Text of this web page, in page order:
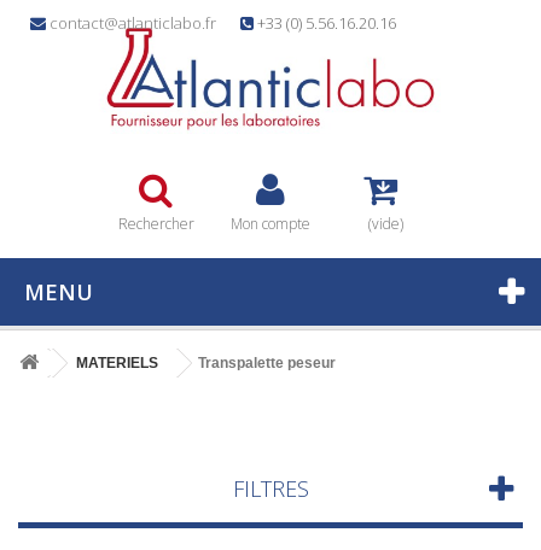
contact@atlanticlabo.fr +33 (0) 5.56.16.20.16
Rechercher Mon compte (vide)
MENU
MATERIELS Transpalette peseur
FILTRES